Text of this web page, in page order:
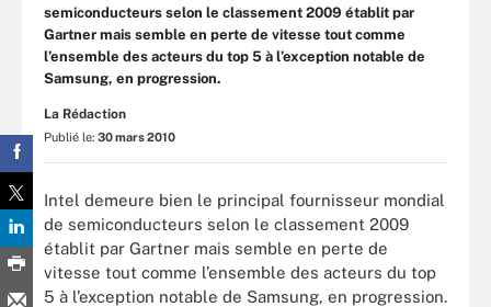
semiconducteurs selon le classement 2009 établit par
Gartner mais semble en perte de vitesse tout comme
l’ensemble des acteurs du top 5 à l’exception notable de
Samsung, en progression.
La Rédaction
Publié le: 30 mars 2010
Intel demeure bien le principal fournisseur mondial
de semiconducteurs selon le classement 2009
établit par Gartner mais semble en perte de
vitesse tout comme l’ensemble des acteurs du top
5 à l’exception notable de Samsung, en progression.